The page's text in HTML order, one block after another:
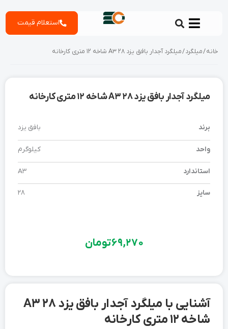
استعلام قیمت
خانه/میلگرد/ میلگرد آجدار بافق یزد 28 A3 شاخه 12 متری کارخانه
میلگرد آجدار بافق یزد 28 A3 شاخه 12 متری کارخانه
برند بافق یزد
واحد کیلوگرم
استاندارد A3
سایز 28
69,270تومان
آشنایی با میلگرد آجدار بافق یزد 28 A3
شاخه 12 متری کارخانه